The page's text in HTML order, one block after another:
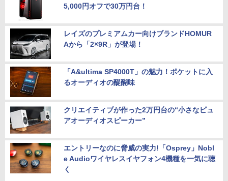
5,000円オフで30万円台！
レイズのプレミアムカー向けブランドHOMUR
Aから「2×9R」が登場！
「A&ultima SP4000T」の魅力！ポケットに入
るオーディオの醍醐味
クリエイティブが作った2万円台の“小さなピュ
アオーディオスピーカー”
エントリーなのに脅威の実力!「Osprey」Nobl
e Audioワイヤレスイヤフォン4機種を一気に聴
く